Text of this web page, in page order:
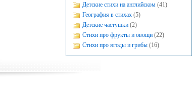
Детские стихи на английском (41)
География в стихах (5)
Детские частушки (2)
Стихи про фрукты и овощи (22)
Стихи про ягоды и грибы (16)